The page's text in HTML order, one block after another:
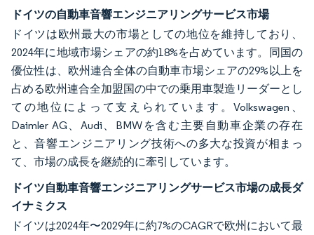
ドイツの自動車音響エンジニアリングサービス市場
ドイツは欧州最大の市場としての地位を維持しており、
2024年に地域市場シェアの約18%を占めています。同国の
優位性は、欧州連合全体の自動車市場シェアの29%以上を
占める欧州連合全加盟国の中での乗用車製造リーダーとし
ての地位によって支えられています。Volkswagen、
Daimler AG、Audi、BMWを含む主要自動車企業の存在
と、音響エンジニアリング技術への多大な投資が相まっ
て、市場の成長を継続的に牽引しています。
ドイツ自動車音響エンジニアリングサービス市場の成長ダ
イナミクス
ドイツは2024年〜2029年に約7%のCAGRで欧州において最